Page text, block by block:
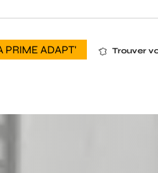
PRIME ADAPT' Trouver